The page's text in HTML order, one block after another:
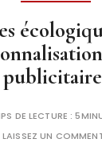
DE LECTURE :
LAISSEZ UN